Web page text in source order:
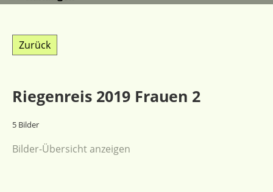
Zurück
Riegenreis 2019 Frauen 2
5 Bilder
Bilder-Übersicht anzeigen